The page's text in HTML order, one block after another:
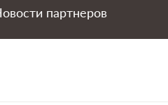
партнеров